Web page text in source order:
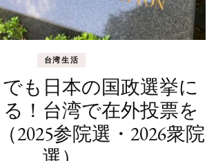
台湾生活
も日本の国政選挙に
！台湾で在外投票を
2025参院選・2026衆院